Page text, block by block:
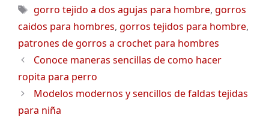
Etiquetas
gorro tejido a dos agujas para hombre, gorros
caidos para hombres, gorros tejidos para hombre,
patrones de gorros a crochet para hombres
Conoce maneras sencillas de como hacer
ropita para perro
Modelos modernos y sencillos de faldas tejidas
para niña